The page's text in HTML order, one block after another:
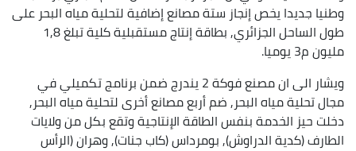
وطنيا جديدا يخص إنجاز ستة مصانع إضافية لتحلية مياه البحر على
طول الساحل الجزائري, بطاقة إنتاج مستقبلية كلية تبلغ 1,8
مليون م3 يوميا.
ويشار الى ان مصنع فوكة 2 يندرج ضمن برنامج تكميلي في
مجال تحلية مياه البحر, ضم أربع مصانع أخرى لتحلية مياه البحر,
دخلت حيز الخدمة بنفس الطاقة الإنتاجية وتقع بكل من ولايات
الطارف (كدية الدراوش), بومرداس (كاب جنات), وهران (الرأس